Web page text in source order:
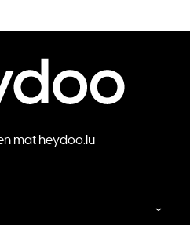
mat heydoo.lu